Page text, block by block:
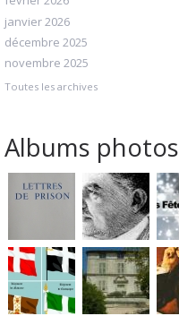
janvier 2026
décembre 2025
novembre 2025
Toutes les archives
Albums photos